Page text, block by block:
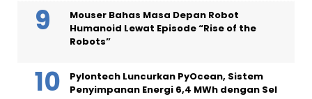
Mouser Bahas Masa Depan Robot
Humanoid Lewat Episode “Rise of the
Robots”
Pylontech Luncurkan PyOcean, Sistem
Penyimpanan Energi 6,4 MWh dengan Sel